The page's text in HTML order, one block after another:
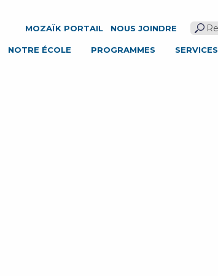
MOZAÏK PORTAIL
NOUS JOINDRE
NOTRE ÉCOLE PROGRAMMES SERVICES